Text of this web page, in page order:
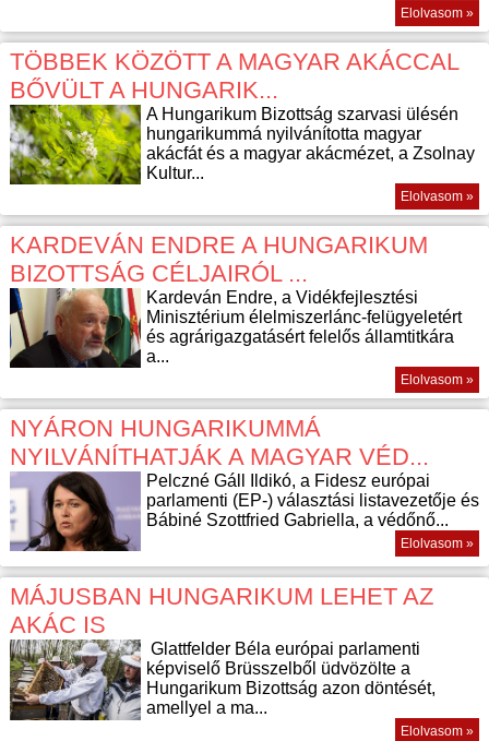
Elolvasom »
TÖBBEK KÖZÖTT A MAGYAR AKÁCCAL
BŐVÜLT A HUNGARIK...
A Hungarikum Bizottság szarvasi ülésén
hungarikummá nyilvánította magyar
akácfát és a magyar akácmézet, a Zsolnay
Kultur...
Elolvasom »
KARDEVÁN ENDRE A HUNGARIKUM
BIZOTTSÁG CÉLJAIRÓL ...
Kardeván Endre, a Vidékfejlesztési
Minisztérium élelmiszerlánc-felügyeletért
és agrárigazgatásért felelős államtitkára
a...
Elolvasom »
NYÁRON HUNGARIKUMMÁ
NYILVÁNÍTHATJÁK A MAGYAR VÉD...
Pelczné Gáll Ildikó, a Fidesz európai
parlamenti (EP-) választási listavezetője és
Bábiné Szottfried Gabriella, a védőnő...
Elolvasom »
MÁJUSBAN HUNGARIKUM LEHET AZ
AKÁC IS
Glattfelder Béla európai parlamenti
képviselő Brüsszelből üdvözölte a
Hungarikum Bizottság azon döntését,
amellyel a ma...
Elolvasom »